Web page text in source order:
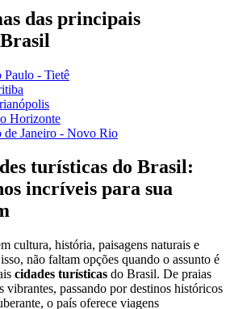
das principais
Paulo - Tietê
Horizonte
Janeiro - Novo Rio
turísticas do Brasil:
incríveis para sua
cultura, história, paisagens naturais e
não faltam opções quando o assunto é
cidades turísticas do Brasil. De praias
vibrantes, passando por destinos históricos
o país oferece viagens